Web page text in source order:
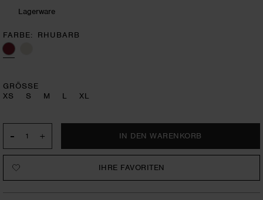
Lagerware
FARBE RHUBARB
GRÖSSE
XS
S M L XL
- +
IHRE FAVORITEN